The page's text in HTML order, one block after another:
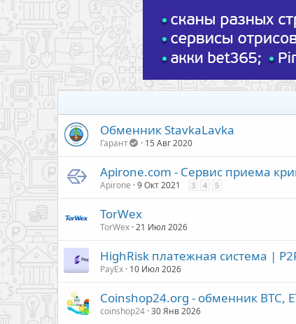
Обменник StavkaLavka
Гарант 15 Авг 2020
Apirone.com - Сервис приема
Apirone 9 Окт 2021 3 4 5
TorWex
TorWex 21 Июл 2026
HighRisk платежная система |
PayEx 10 Июл 2026
Coinshop24.org - обменник BTC,
coinshop24 30 Янв 2026